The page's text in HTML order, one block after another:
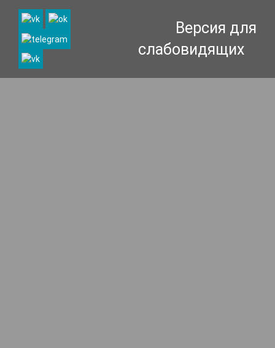
Версия для
слабовидящих